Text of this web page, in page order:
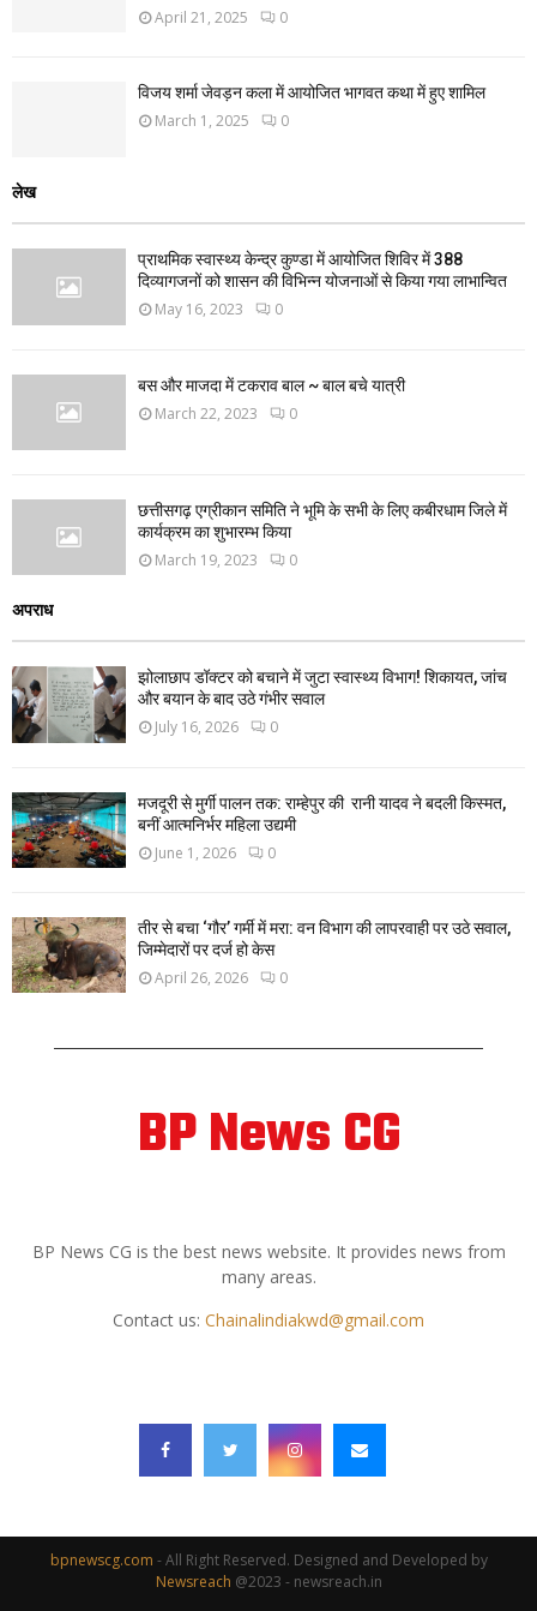
April 21, 2025 0
विजय शर्मा जेवड़न कला में आयोजित भागवत कथा में हुए शामिल
March 1, 2025 0
लेख
प्राथमिक स्वास्थ्य केन्द्र कुण्डा में आयोजित शिविर में 388
दिव्यागजनों को शासन की विभिन्न योजनाओं से किया गया लाभान्वित
May 16, 2023 0
बस और माजदा में टकराव बाल ~ बाल बचे यात्री
March 22, 2023 0
छत्तीसगढ़ एग्रीकान समिति ने भूमि के सभी के लिए कबीरधाम जिले में
कार्यक्रम का शुभारम्भ किया
March 19, 2023 0
अपराध
झोलाछाप डॉक्टर को बचाने में जुटा स्वास्थ्य विभाग! शिकायत, जांच
और बयान के बाद उठे गंभीर सवाल
July 16, 2026 0
मजदूरी से मुर्गी पालन तक: राम्हेपुर की रानी यादव ने बदली किस्मत,
बनीं आत्मनिर्भर महिला उद्यमी
June 1, 2026 0
तीर से बचा ‘गौर’ गर्मी में मरा: वन विभाग की लापरवाही पर उठे सवाल,
जिम्मेदारों पर दर्ज हो केस
April 26, 2026 0
BP News CG
BP News CG is the best news website. It provides news from
many areas.
Contact us: Chainalindiakwd@gmail.com
bpnewscg.com - All Right Reserved. Designed and Developed by
Newsreach @2023 - newsreach.in